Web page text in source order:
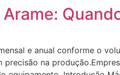
e anual conforme o
na